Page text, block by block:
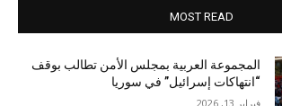
MOST READ
المجموعة العربية بمجلس الأمن تطالب بوقف
“انتهاكات إسرائيل” في سوريا
فبراير 13, 2026